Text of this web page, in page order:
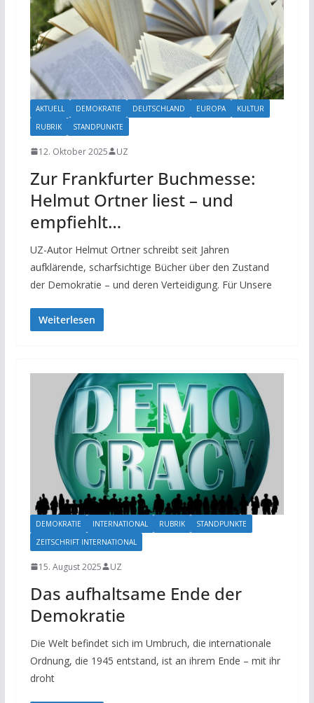
AKTUELL DEMOKRATIE DEUTSCHLAND EUROPA
KULTUR
RUBRIK
STANDPUNKTE
12. Oktober 2025 UZ
Zur Frankfurter Buchmesse:
Helmut Ortner liest – und
empfiehlt…
UZ-Autor Helmut Ortner schreibt seit Jahren
aufklärende, scharfsichtige Bücher über den Zustand
der Demokratie – und deren Verteidigung. Für Unsere
Weiterlesen
DEMOKRATIE INTERNATIONAL RUBRIK
STANDPUNKTE
ZEITSCHRIFT INTERNATIONAL
15. August 2025 UZ
Das aufhaltsame Ende der
Demokratie
Die Welt befindet sich im Umbruch, die internationale
Ordnung, die 1945 entstand, ist an ihrem Ende – mit ihr
droht